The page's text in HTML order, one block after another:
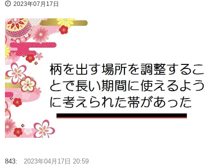
2023年07月17日
843: 2023年04月17日 20:59